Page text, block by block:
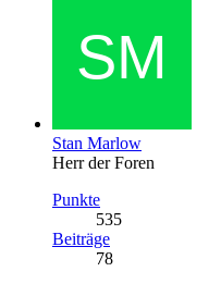
Stan Marlow
Herr der Foren
Punkte
535
Beiträge
78